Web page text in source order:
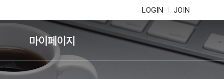
LOGIN JOIN
마이페이지